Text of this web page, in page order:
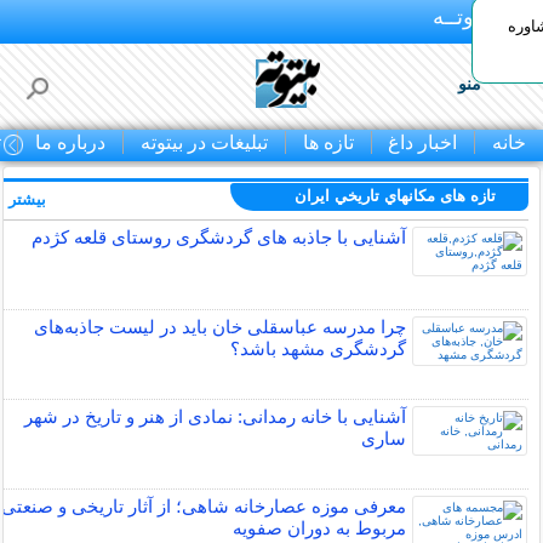
بـیتوتــه
منو
خانه اخبار داغ تازه ها تبلیغات در بیتوته درباره ما
تازه های مكانهاي تاريخي ايران
آشنایی با جاذبه های گردشگری روستای قلعه کژدم
چرا مدرسه عباسقلی خان باید در لیست جاذبه‌های
گردشگری مشهد باشد؟
آشنایی با خانه رمدانی: نمادی از هنر و تاریخ در شهر
ساری
معرفی موزه عصارخانه شاهی؛ از آثار تاریخی و صنعتی
مربوط به دوران صفویه
بیشتر